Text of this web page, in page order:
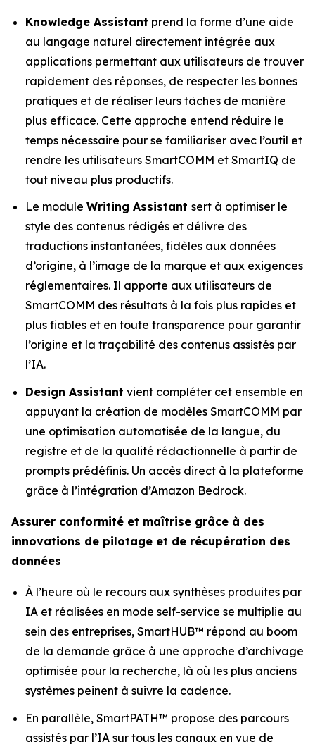
Knowledge Assistant prend la forme d’une aide
au langage naturel directement intégrée aux
applications permettant aux utilisateurs de trouver
rapidement des réponses, de respecter les bonnes
pratiques et de réaliser leurs tâches de manière
plus efficace. Cette approche entend réduire le
temps nécessaire pour se familiariser avec l’outil et
rendre les utilisateurs SmartCOMM et SmartIQ de
tout niveau plus productifs.
Le module Writing Assistant sert à optimiser le
style des contenus rédigés et délivre des
traductions instantanées, fidèles aux données
d’origine, à l’image de la marque et aux exigences
réglementaires. Il apporte aux utilisateurs de
SmartCOMM des résultats à la fois plus rapides et
plus fiables et en toute transparence pour garantir
l’origine et la traçabilité des contenus assistés par
l’IA.
Design Assistant vient compléter cet ensemble en
appuyant la création de modèles SmartCOMM par
une optimisation automatisée de la langue, du
registre et de la qualité rédactionnelle à partir de
prompts prédéfinis. Un accès direct à la plateforme
grâce à l’intégration d’Amazon Bedrock.
Assurer conformité et maîtrise grâce à des
innovations de pilotage et de récupération des
données
À l’heure où le recours aux synthèses produites par
IA et réalisées en mode self-service se multiplie au
sein des entreprises, SmartHUB™ répond au boom
de la demande grâce à une approche d’archivage
optimisée pour la recherche, là où les plus anciens
systèmes peinent à suivre la cadence.
En parallèle, SmartPATH™ propose des parcours
assistés par l’IA sur tous les canaux en vue de